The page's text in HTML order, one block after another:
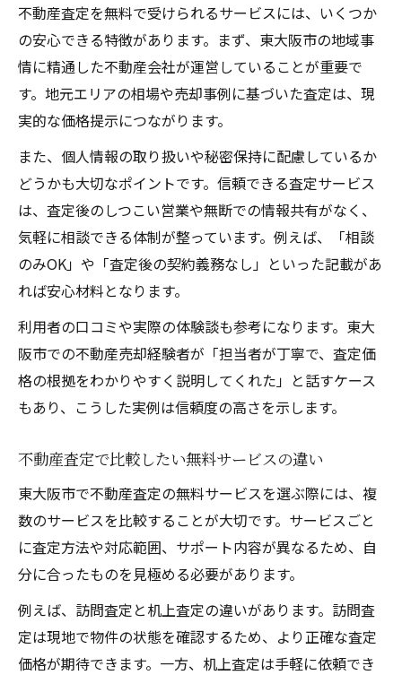
不動産査定を無料で受けられるサービスには、いくつか
の安心できる特徴があります。まず、東大阪市の地域事
情に精通した不動産会社が運営していることが重要で
す。地元エリアの相場や売却事例に基づいた査定は、現
実的な価格提示につながります。
また、個人情報の取り扱いや秘密保持に配慮しているか
どうかも大切なポイントです。信頼できる査定サービス
は、査定後のしつこい営業や無断での情報共有がなく、
気軽に相談できる体制が整っています。例えば、「相談
のみOK」や「査定後の契約義務なし」といった記載があ
れば安心材料となります。
利用者の口コミや実際の体験談も参考になります。東大
阪市での不動産売却経験者が「担当者が丁寧で、査定価
格の根拠をわかりやすく説明してくれた」と話すケース
もあり、こうした実例は信頼度の高さを示します。
不動産査定で比較したい無料サービスの違い
東大阪市で不動産査定の無料サービスを選ぶ際には、複
数のサービスを比較することが大切です。サービスごと
に査定方法や対応範囲、サポート内容が異なるため、自
分に合ったものを見極める必要があります。
例えば、訪問査定と机上査定の違いがあります。訪問査
定は現地で物件の状態を確認するため、より正確な査定
価格が期待できます。一方、机上査定は手軽に依頼でき